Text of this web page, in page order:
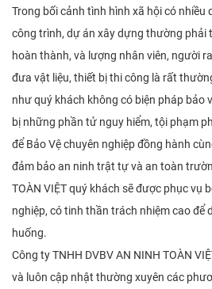
Trong bối cảnh tình hình xã hội có nhiều
công trình, dự án xây dựng thường phải
hoàn thành, và lượng nhân viên, người
đưa vật liệu, thiết bị thi công là rất
như quý khách không có biện pháp bảo
bị những phần tử nguy hiểm, tội phạm
để Bảo Vệ chuyên nghiệp đồng hành
đảm bảo an ninh trật tự và an toàn
TOÀN VIỆT quý khách sẽ được phục vụ
nghiệp, có tinh thần trách nhiệm cao để
huống.
Công ty TNHH DVBV AN NINH TOÀN
và luôn cập nhật thường xuyên các